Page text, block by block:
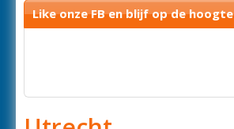
Like onze FB en blijf op de hoogte